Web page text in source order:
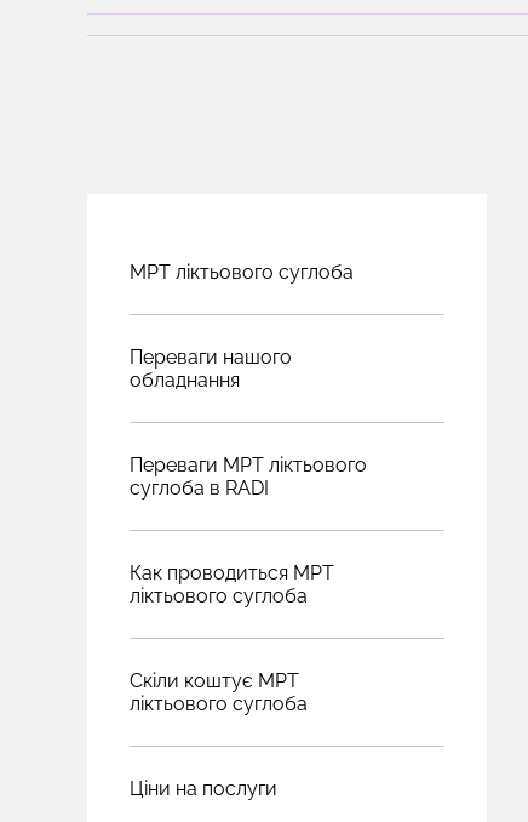
МРТ ліктьового суглоба
Переваги нашого
обладнання
Переваги МРТ ліктьового
суглоба в RADI
Как проводиться МРТ
ліктьового суглоба
Скіли коштує МРТ
ліктьового суглоба
Ціни на послуги